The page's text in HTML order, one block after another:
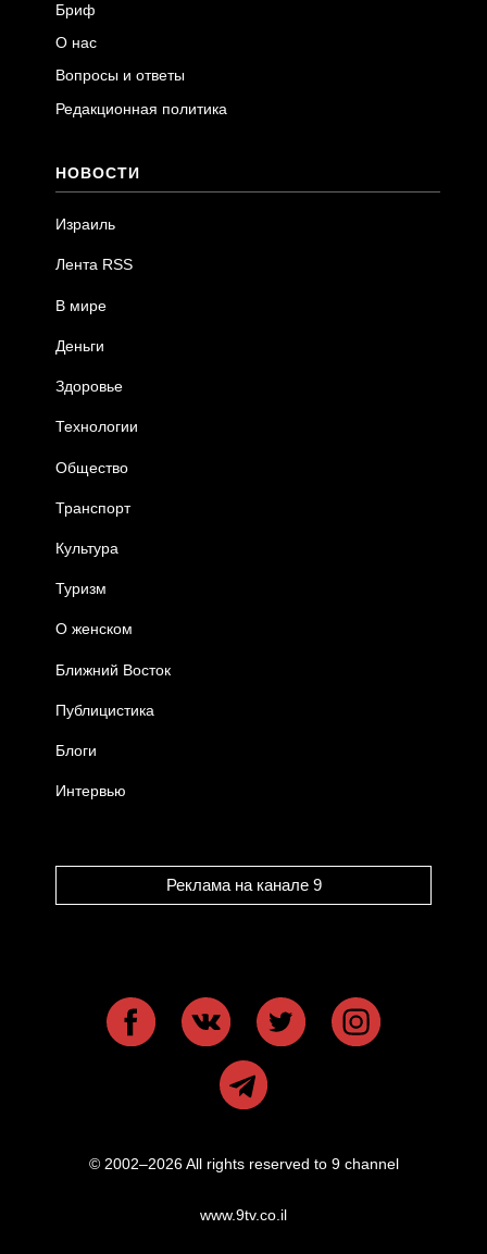
Бриф
О нас
Вопросы и ответы
Редакционная политика
НОВОСТИ
Израиль
Лента RSS
В мире
Деньги
Здоровье
Технологии
Общество
Транспорт
Культура
Туризм
О женском
Ближний Восток
Публицистика
Блоги
Интервью
Реклама на канале 9
© 2002–2026 All rights reserved to 9 channel
www.9tv.co.il